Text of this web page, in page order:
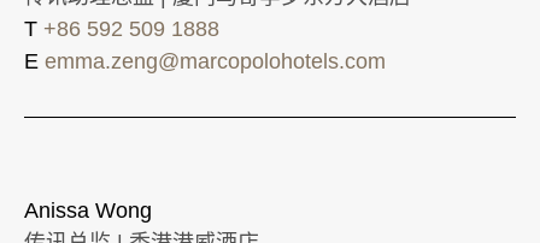
T +86 592 509 1888
E emma.zeng@marcopolohotels.com
Anissa Wong